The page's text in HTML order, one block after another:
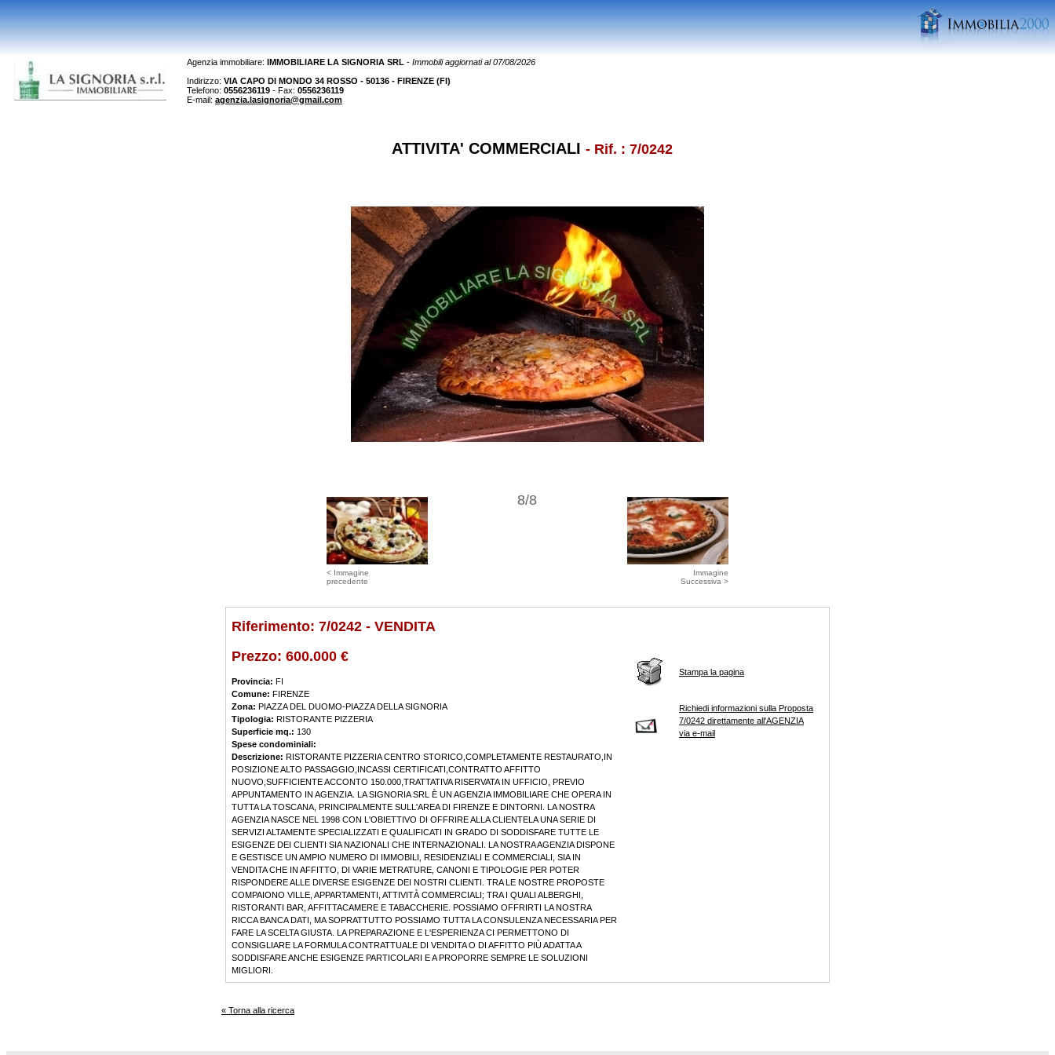
Agenzia immobiliare: IMMOBILIARE LA SIGNORIA SRL - Immobili aggiornati al 07/08/2026
Indirizzo: VIA CAPO DI MONDO 34 ROSSO - 50136 - FIRENZE (FI)
Telefono: 0556236119 - Fax: 0556236119
E-mail: agenzia.lasignoria@gmail.com
ATTIVITA' COMMERCIALI - Rif. : 7/0242
< Immagine
precedente
8/8
Immagine
Successiva >
Riferimento: 7/0242 - VENDITA
Prezzo: 600.000 €
Provincia: FI
Comune: FIRENZE
Zona: PIAZZA DEL DUOMO-PIAZZA DELLA SIGNORIA
Tipologia: RISTORANTE PIZZERIA
Superficie mq.: 130
Spese condominiali:
Descrizione: RISTORANTE PIZZERIA CENTRO STORICO,COMPLETAMENTE RESTAURATO,IN
POSIZIONE ALTO PASSAGGIO,INCASSI CERTIFICATI,CONTRATTO AFFITTO
NUOVO,SUFFICIENTE ACCONTO 150.000,TRATTATIVA RISERVATA IN UFFICIO, PREVIO
APPUNTAMENTO IN AGENZIA. LA SIGNORIA SRL È UN AGENZIA IMMOBILIARE CHE OPERA IN
TUTTA LA TOSCANA, PRINCIPALMENTE SULL'AREA DI FIRENZE E DINTORNI. LA NOSTRA
AGENZIA NASCE NEL 1998 CON L'OBIETTIVO DI OFFRIRE ALLA CLIENTELA UNA SERIE DI
SERVIZI ALTAMENTE SPECIALIZZATI E QUALIFICATI IN GRADO DI SODDISFARE TUTTE LE
ESIGENZE DEI CLIENTI SIA NAZIONALI CHE INTERNAZIONALI. LA NOSTRA AGENZIA DISPONE
E GESTISCE UN AMPIO NUMERO DI IMMOBILI, RESIDENZIALI E COMMERCIALI, SIA IN
VENDITA CHE IN AFFITTO, DI VARIE METRATURE, CANONI E TIPOLOGIE PER POTER
RISPONDERE ALLE DIVERSE ESIGENZE DEI NOSTRI CLIENTI. TRA LE NOSTRE PROPOSTE
COMPAIONO VILLE, APPARTAMENTI, ATTIVITÀ COMMERCIALI; TRA I QUALI ALBERGHI,
RISTORANTI BAR, AFFITTACAMERE E TABACCHERIE. POSSIAMO OFFRIRTI LA NOSTRA
RICCA BANCA DATI, MA SOPRATTUTTO POSSIAMO TUTTA LA CONSULENZA NECESSARIA PER
FARE LA SCELTA GIUSTA. LA PREPARAZIONE E L'ESPERIENZA CI PERMETTONO DI
CONSIGLIARE LA FORMULA CONTRATTUALE DI VENDITA O DI AFFITTO PIÙ ADATTA A
SODDISFARE ANCHE ESIGENZE PARTICOLARI E A PROPORRE SEMPRE LE SOLUZIONI
MIGLIORI.
Stampa la pagina
Richiedi informazioni sulla Proposta
7/0242 direttamente all'AGENZIA
via e-mail
« Torna alla ricerca